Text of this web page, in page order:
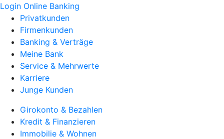
Login Online Banking
Privatkunden
Firmenkunden
Banking & Verträge
Meine Bank
Service & Mehrwerte
Karriere
Junge Kunden
Girokonto & Bezahlen
Kredit & Finanzieren
Immobilie & Wohnen